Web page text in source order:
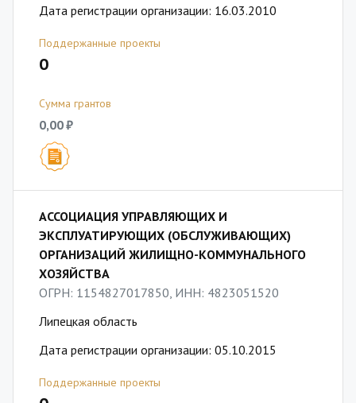
Дата регистрации организации: 16.03.2010
Поддержанные проекты
0
Сумма грантов
0,00 ₽
АССОЦИАЦИЯ УПРАВЛЯЮЩИХ И
ЭКСПЛУАТИРУЮЩИХ (ОБСЛУЖИВАЮЩИХ)
ОРГАНИЗАЦИЙ ЖИЛИЩНО-КОММУНАЛЬНОГО
ХОЗЯЙСТВА
ОГРН: 1154827017850, ИНН: 4823051520
Липецкая область
Дата регистрации организации: 05.10.2015
Поддержанные проекты